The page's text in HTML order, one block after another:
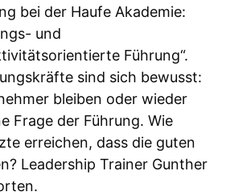
bei der Haufe Akademie:
und
Führung“.
sind sich bewusst:
bleiben oder wieder
Frage der Führung. Wie
erreichen, dass die guten
Leadership Trainer Gunther